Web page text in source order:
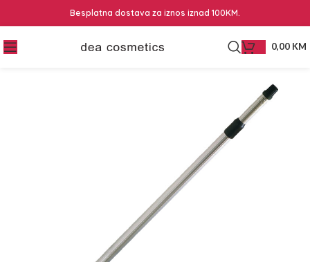
Besplatna dostava za iznos iznad 100KM.
0,00 KM